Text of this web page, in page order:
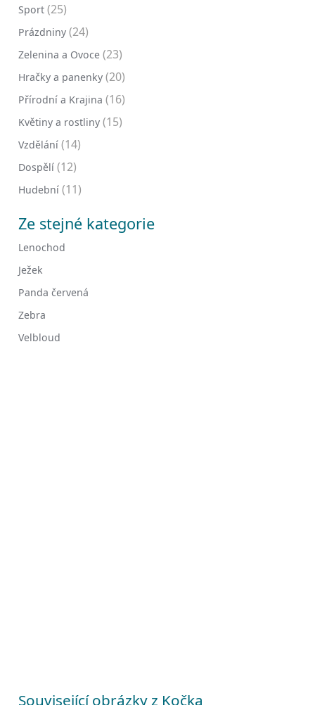
Sport (25)
Prázdniny (24)
Zelenina a Ovoce (23)
Hračky a panenky (20)
Přírodní a Krajina (16)
Květiny a rostliny (15)
Vzdělání (14)
Dospělí (12)
Hudební (11)
Ze stejné kategorie
Lenochod
Ježek
Panda červená
Zebra
Velbloud
Související obrázky z Kočka